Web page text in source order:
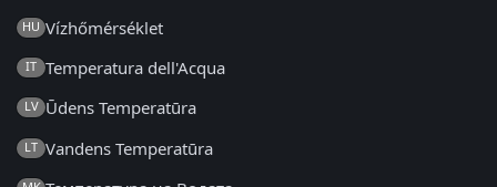
HU Vízhőmérséklet
IT Temperatura dell'Acqua
LV Ūdens Temperatūra
LT Vandens Temperatūra